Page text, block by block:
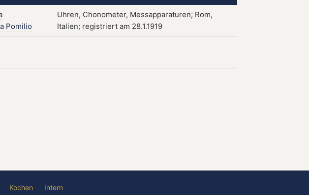
Pomilio
Uhren, Chonometer, Messapparaturen; Rom,
Italien; registriert am 28.1.1919
Kochen Intern